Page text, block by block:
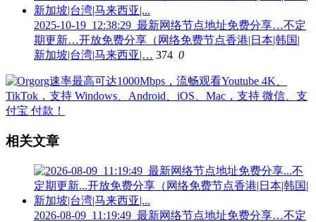
2025-10-19_12:38:29_最新网络节点地址免费分享…不定
期更新…开放免费分享（网络免费节点香港|日本|韩国|
新加坡|台湾|马来西亚|… 374 0
相关文章
2026-08-09_11:19:49_最新网络节点地址免费分享…不定